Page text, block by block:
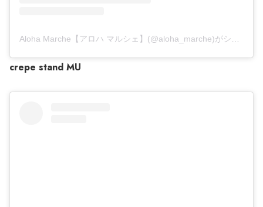
Aloha Marche【アロハ マルシェ】(@aloha_marche)がシェアした投稿
crepe stand MU